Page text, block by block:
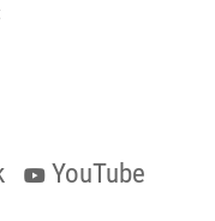
YouTube